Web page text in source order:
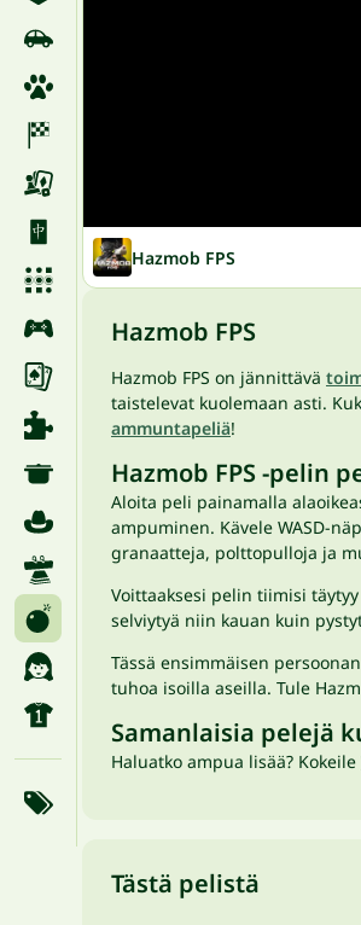
Hazmob FPS
Hazmob FPS
Hazmob FPS on jännittävä
taistelevat kuolemaan asti.
ammuntapeliä!
Hazmob FPS -pelin
Aloita peli painamalla
ampuminen. Kävele WASD-
granaatteja, polttopulloja ja
Voittaaksesi pelin tiimisi
selviytyä niin kauan kuin
Tässä ensimmäisen
tuhoa isoilla aseilla. Tule
Samanlaisia pelejä
Haluatko ampua lisää? Kokeile
Tästä pelistä